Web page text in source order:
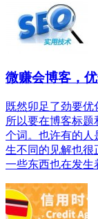
微赚会博客，优
既然卯足了劲要优
所以要在博客标
个词。也许有的人
生不同的见解也很
一些东西也在发生